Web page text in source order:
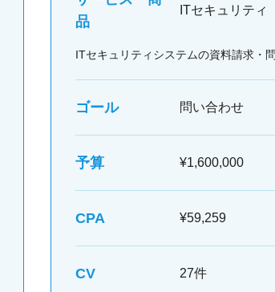
品
ITセキュリティ
ITセキュリティシステムの資料請求・
ゴール 問い合わせ
予算 ¥1,600,000
CPA ¥59,259
CV 27件